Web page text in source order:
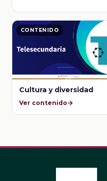
CONTENIDO
Cultura y diversidad
Ver contenido